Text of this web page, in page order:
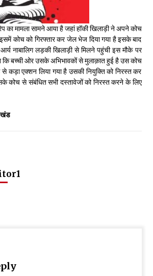
May 16, 2022
Of The Day 14 May
May 14, 2022
Of The Day 13 May
Of The Day 11 May
Of The Day 9 May
का मामला सामने आया है जहां हॉकी खिलाड़ी ने अपने कोच
कोच को गिरफ्तार कर जेल भेज दिया गया है इसके बाद
नाबालिग लड़की खिलाड़ी से मिलने पहुंची इस मौके पर
कि बच्ची ओर उसके अभिभावकों से मुलाक़ात हुई है उस कोच
कड़ा एक्शन लिया गया है उसकी नियुक्ति को निरस्त कर
कोच से संबंधित सभी दस्तावेजों को निरस्त करने के लिए